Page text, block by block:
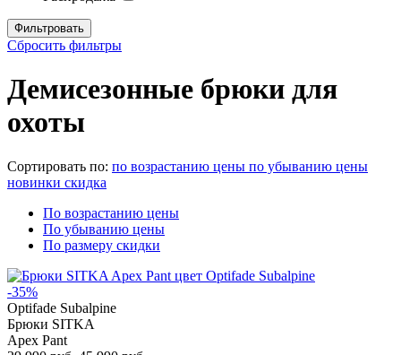
Сбросить фильтры
Демисезонные брюки для
охоты
Сортировать по: по возрастанию цены по убыванию цены
новинки скидка
По возрастанию цены
По убыванию цены
По размеру скидки
-35%
Optifade Subalpine
Брюки SITKA
Apex Pant